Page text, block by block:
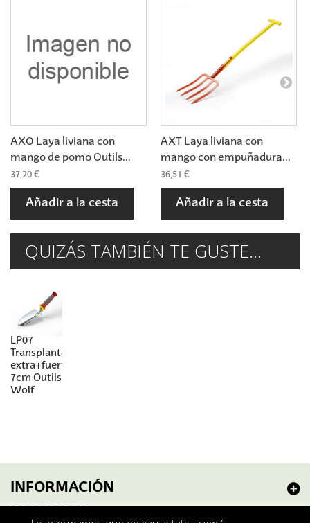
AXO Laya liviana con
mango de pomo Outils...
37,20 €
Añadir a la cesta
AXT Laya liviana con
mango con empuñadura...
36,51 €
Añadir a la cesta
QUIZÁS TAMBIÉN TE GUSTE...
LP07
Transplantador
extra+fuerte
7cm Outils
Wolf
INFORMACIÓN